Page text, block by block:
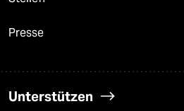
Presse
Unterstützen